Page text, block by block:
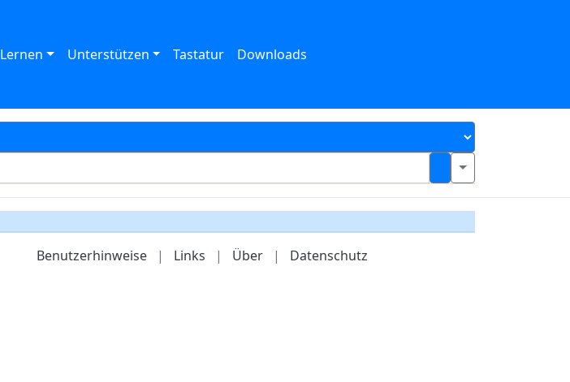
Lernen Unterstützen Tastatur Downloads
Benutzerhinweise | Links | Über | Datenschutz